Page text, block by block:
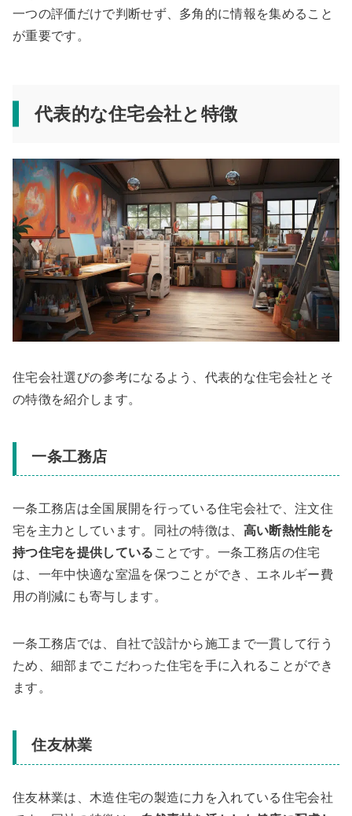
一つの評価だけで判断せず、多角的に情報を集めること
が重要です。
代表的な住宅会社と特徴
住宅会社選びの参考になるよう、代表的な住宅会社とそ
の特徴を紹介します。
一条工務店
一条工務店は全国展開を行っている住宅会社で、注文住
宅を主力としています。同社の特徴は、 高い断熱性能を
持つ住宅を提供している ことです。一条工務店の住宅
は、一年中快適な室温を保つことができ、エネルギー費
用の削減にも寄与します。
一条工務店では、自社で設計から施工まで一貫して行う
ため、細部までこだわった住宅を手に入れることができ
ます。
住友林業
住友林業は、木造住宅の製造に力を入れている住宅会社